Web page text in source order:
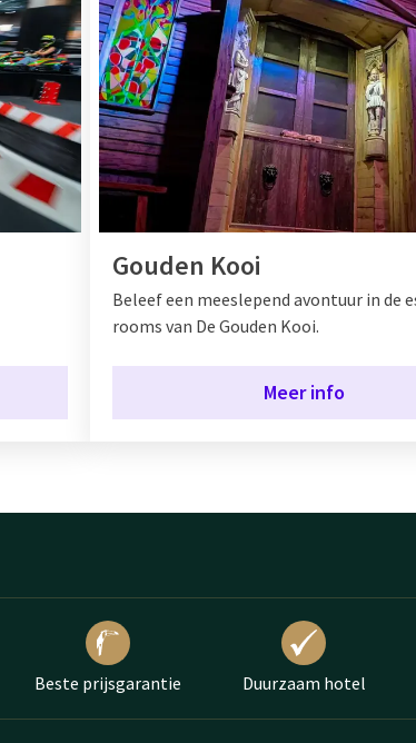
Gouden Kooi
Beleef een meeslepend avontuur in de
rooms van De Gouden Kooi.
Meer info
Beste prijsgarantie Duurzaam hotel